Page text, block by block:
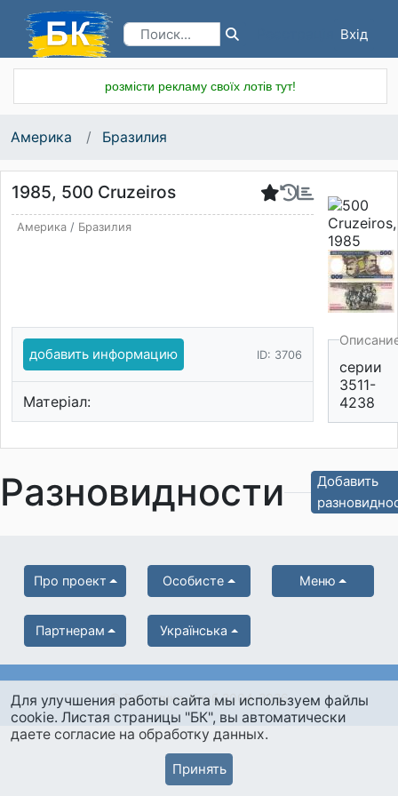
Вхід
розмісти рекламу своїх лотів тут!
Америка Бразилия
1985, 500 Cruzeiros
Америка/ Бразилия
добавить информацию ID: 3706
Матеріал:
серии
3511-
4238
Разновидности
Добавить
Про проект Особисте Меню
Партнерам Українська
© Боністика-Клуб 2004-2026
Для улучшения работы сайта мы используем файлы
cookie. Листая страницы "БК", вы автоматически
даете согласие на обработку данных.
Принять